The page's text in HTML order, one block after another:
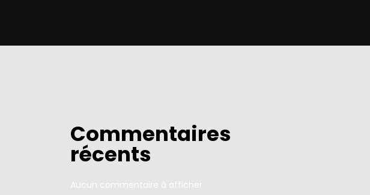
Commentaires
récents
Aucun commentaire à afficher.